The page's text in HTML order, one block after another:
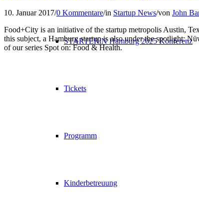
STARTERiN Hamburg 2025 Konferenz
Tickets
Programm
Kinderbetreuung
10. Januar 2017/0 Kommentare/in Startup News/von John
Food+City is an initiative of the startup metropolis Austin,
this subject, a Hamburg startup is also under the spotlight:
of our series Spot on: Food & Health.